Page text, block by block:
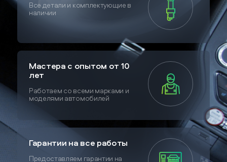
Все детали и комплектующие в
наличии
Мастера с опытом от 10
лет
Работаем со всеми марками и
моделями автомобилей
Гарантии на все работы
Предоставляем гарантии на